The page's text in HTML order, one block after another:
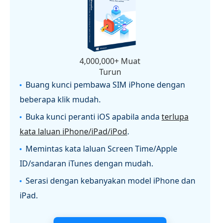
4,000,000+ Muat
Turun
Buang kunci pembawa SIM iPhone dengan
beberapa klik mudah.
Buka kunci peranti iOS apabila anda terlupa
kata laluan iPhone/iPad/iPod.
Memintas kata laluan Screen Time/Apple
ID/sandaran iTunes dengan mudah.
Serasi dengan kebanyakan model iPhone dan
iPad.